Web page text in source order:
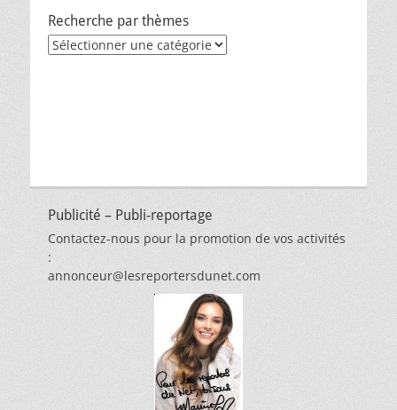
Recherche par thèmes
Recherche
Publicité – Publi-reportage
Contactez-nous pour la promotion de vos activités
:
annonceur@lesreportersdunet.com